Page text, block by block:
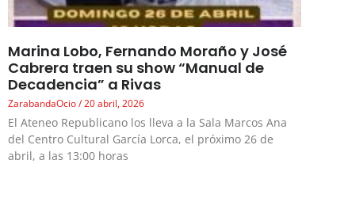
Marina Lobo, Fernando Moraño y José
Cabrera traen su show “Manual de
Decadencia” a Rivas
ZarabandaOcio 20 abril, 2026
El Ateneo Republicano los lleva a la Sala Marcos Ana
del Centro Cultural García Lorca, el próximo 26 de
abril, a las 13:00 horas